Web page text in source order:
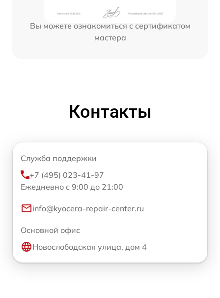
Вы можете ознакомиться с сертификатом
мастера
Контакты
Служба поддержки
+7 (495) 023-41-97
Ежедневно с 9:00 до 21:00
info@kyocera-repair-center.ru
Основной офис
Новослободская улица, дом 4